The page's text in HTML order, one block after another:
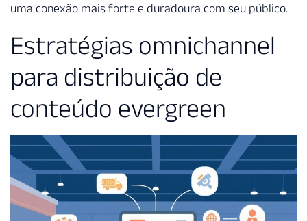
uma conexão mais forte e duradoura com seu público.
Estratégias omnichannel
para distribuição de
conteúdo evergreen